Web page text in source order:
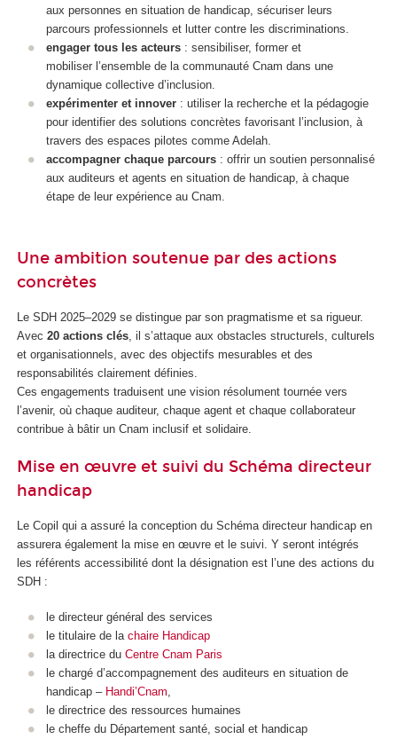
aux personnes en situation de handicap, sécuriser leurs
parcours professionnels et lutter contre les discriminations.
engager tous les acteurs: sensibiliser, former et
mobiliser l’ensemble de la communauté Cnam dans une
dynamique collective d’inclusion.
expérimenter et innover: utiliser la recherche et la pédagogie
pour identifier des solutions concrètes favorisant l’inclusion, à
travers des espaces pilotes comme Adelah.
accompagner chaque parcours : offrir un soutien personnalisé
aux auditeurs et agents en situation de handicap, à chaque
étape de leur expérience au Cnam.
Une ambition soutenue par des actions
concrètes
Le SDH 2025–2029 se distingue par son pragmatisme et sa rigueur.
Avec 20 actions clés , il s’attaque aux obstacles structurels, culturels
et organisationnels, avec des objectifs mesurables et des
responsabilités clairement définies.
Ces engagements traduisent une vision résolument tournée vers
l’avenir, où chaque auditeur, chaque agent et chaque collaborateur
contribue à bâtir un Cnam inclusif et solidaire.
Mise en œuvre et suivi du Schéma directeur
handicap
Le Copil qui a assuré la conception du Schéma directeur handicap en
assurera également la mise en œuvre et le suivi. Y seront intégrés
les référents accessibilité dont la désignation est l’une des actions du
SDH :
le directeur général des services
le titulaire de la chaire Handicap
la directrice du Centre Cnam Paris
le chargé d’accompagnement des auditeurs en situation de
handicap – Handi’Cnam,
le directrice des ressources humaines
le cheffe du Département santé, social et handicap